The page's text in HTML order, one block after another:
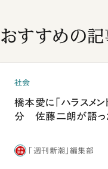
おすすめの記
社会
橋本愛に「ハラスメ
分 佐藤二朗が語った
「週刊新潮」編集部